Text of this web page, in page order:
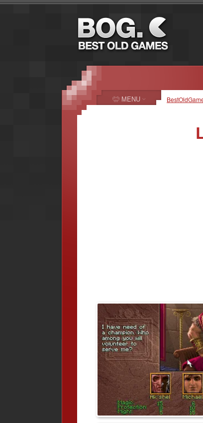
MENU